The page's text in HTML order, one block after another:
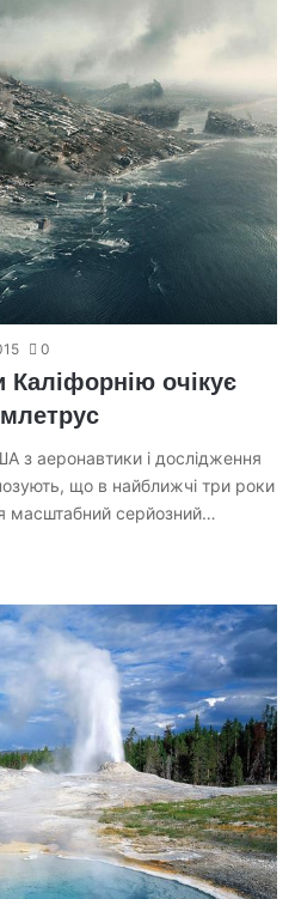
0
Каліфорнію очікує
з аеронавтики і дослідження
що в найближчі три роки
масштабний серйозний…